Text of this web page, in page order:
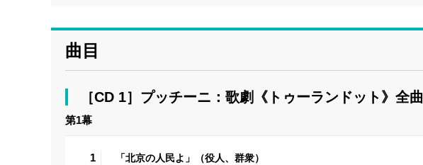
曲目
［CD 1］プッチーニ：歌劇《トゥーランドット》全曲
第1幕
1 「北京の人民よ」（役人、群衆）